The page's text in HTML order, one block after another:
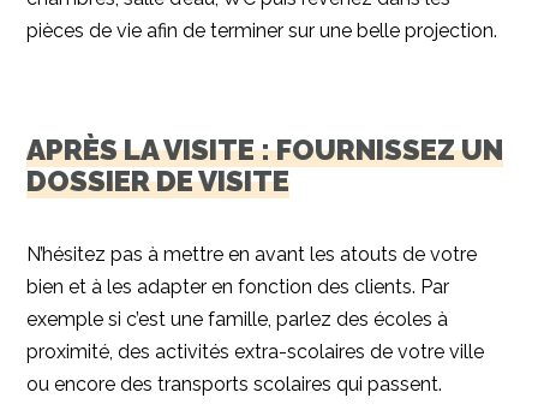
pièces de vie afin de terminer sur une belle projection.
APRÈS LA VISITE : FOURNISSEZ UN
DOSSIER DE VISITE
N’hésitez pas à mettre en avant les atouts de votre
bien et à les adapter en fonction des clients. Par
exemple si c’est une famille, parlez des écoles à
proximité, des activités extra-scolaires de votre ville
ou encore des transports scolaires qui passent.